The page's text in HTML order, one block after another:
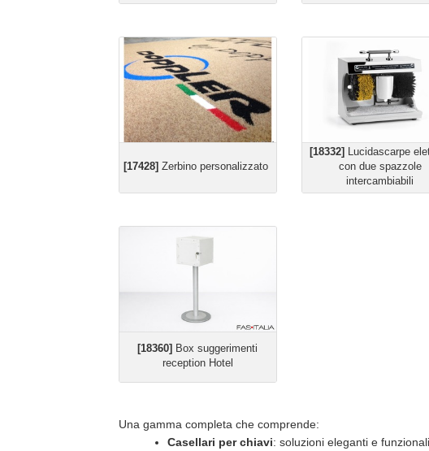
[17428] Zerbino personalizzato
[18332] Lucidascarpe
con due spazzole
intercambiabili
[18360] Box suggerimenti
reception Hotel
Una gamma completa che comprende:
Casellari per chiavi: soluzioni eleganti e